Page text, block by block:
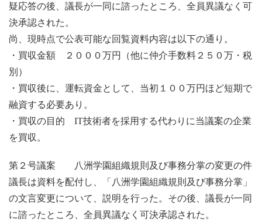
疑応答の後、議長が一同に諮ったところ、全員異議なく可
決承認された。
尚、現時点で公表可能な回覧資料内容は以下の通り。
・買収金額 ２０００万円（他に仲介手数料２５０万・税
別）
・買収後に、運転資金として、当初１００万円ほど短期で
融資する必要あり。
・買収の目的 IT技術者を採用する代わりに当議案の企業
を買収。
第２号議案 八洲学園組織規則及び事務分掌の変更の件
議長は資料を配付し、「八洲学園組織規則及び事務分掌」
の文言変更について、説明を行った。その後、議長が一同
に諮ったところ、全員異議なく可決承認された。